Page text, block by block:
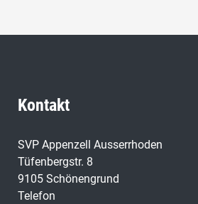
Kontakt
SVP Appenzell Ausserrhoden
Tüfenbergstr. 8
9105 Schönengrund
Telefon